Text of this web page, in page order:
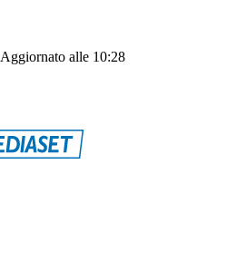
Aggiornato alle 10:28